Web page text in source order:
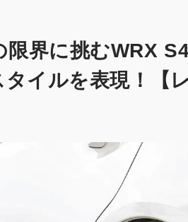
限界に挑むWRX
イルを表現！【